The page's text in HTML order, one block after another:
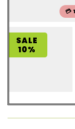
💳
SALE
10%